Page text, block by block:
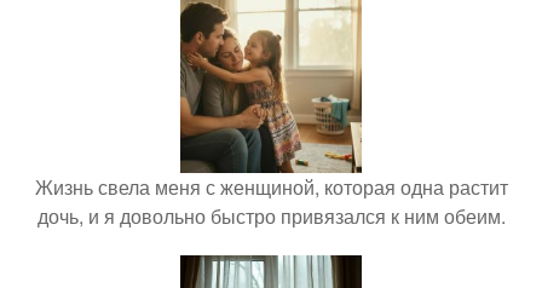
Жизнь свела меня с женщиной, которая одна растит
дочь, и я довольно быстро привязался к ним обеим.